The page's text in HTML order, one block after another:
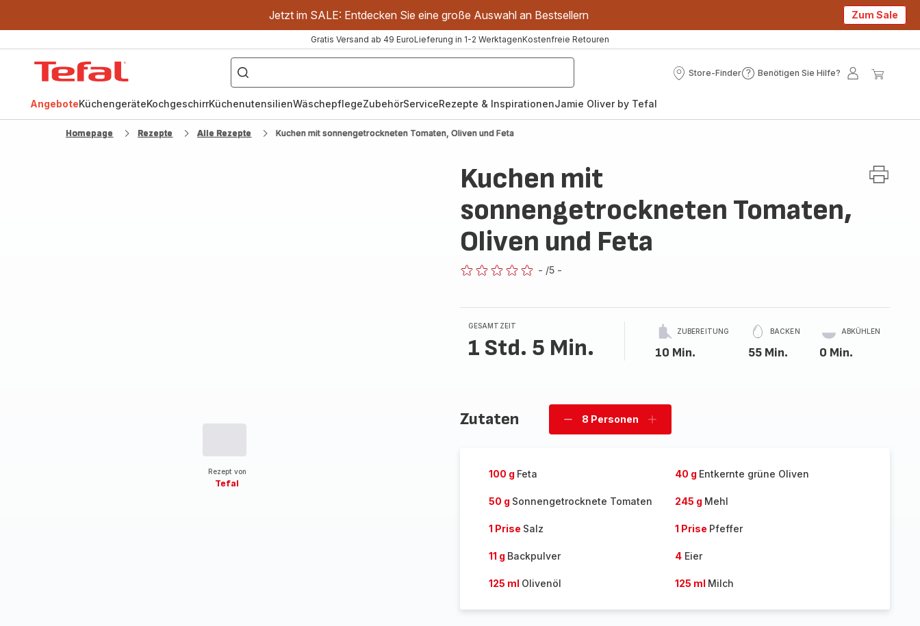
Jetzt im SALE: Entdecken Sie eine große Auswahl an Bestsellern Zum Sale
Gratis Versand ab 49 EuroLieferung in 1-2 WerktagenKostenfreie Retouren
["OptiGrill","Easy
Fry","Pfanne"]
Store-Finder
Store-
Benötigen Sie Hilfe?
Benötigen
Mein
AngeboteKüchengeräteKochgeschirrKüchenutensilienWäschepflegeZubehörServiceRezepte & InspirationenJamie Oliver by Tefal
Homepage Rezepte Alle Rezepte Kuchen mit sonnengetrockneten Tomaten, Oliven und Feta
Rezept von
Tefal
Kuchen mit
sonnengetrockneten Tomaten,
Oliven und Feta
- /5 -
GESAMTZEIT
1 Std. 5 Min.
ZUBEREITUNG
10 Min.
BACKEN
55 Min.
ABKÜHLEN
0 Min.
Zutaten
Personen
8 Personen
Personen
100 g Feta 40 g Entkernte grüne Oliven
50 g Sonnengetrocknete Tomaten 245 g Mehl
1 Prise Salz 1 Prise Pfeffer
11 g Backpulver 4Eier
125 ml Olivenöl 125 ml Milch